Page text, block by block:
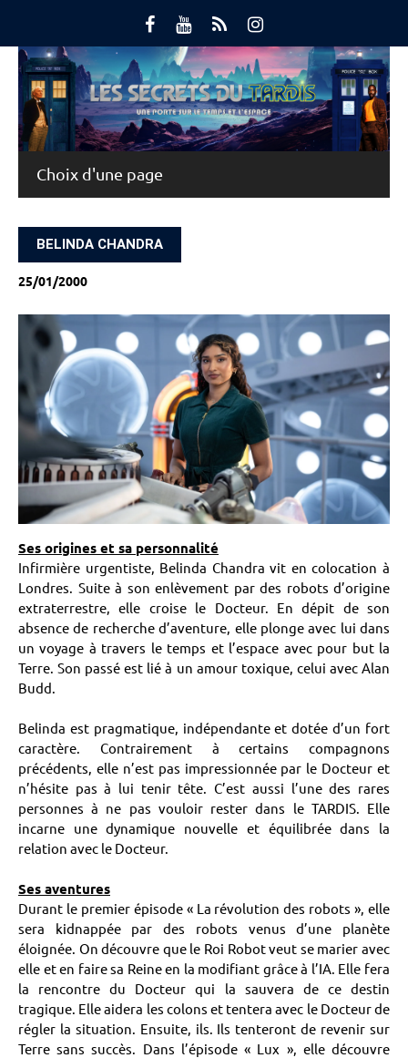
content
Main Menu
BELINDA CHANDRA
25/01/2000
Ses origines et sa personnalité
Infirmière urgentiste, Belinda Chandra vit en colocation à
Londres. Suite à son enlèvement par des robots d’origine
extraterrestre, elle croise le Docteur. En dépit de son
absence de recherche d’aventure, elle plonge avec lui dans
un voyage à travers le temps et l’espace avec pour but la
Terre. Son passé est lié à un amour toxique, celui avec Alan
Budd.
Belinda est pragmatique, indépendante et dotée d’un fort
caractère. Contrairement à certains compagnons
précédents, elle n’est pas impressionnée par le Docteur et
n’hésite pas à lui tenir tête. C’est aussi l’une des rares
personnes à ne pas vouloir rester dans le TARDIS. Elle
incarne une dynamique nouvelle et équilibrée dans la
relation avec le Docteur.
Ses aventures
Durant le premier épisode « La révolution des robots », elle
sera kidnappée par des robots venus d’une planète
éloignée. On découvre que le Roi Robot veut se marier avec
elle et en faire sa Reine en la modifiant grâce à l’IA. Elle fera
la rencontre du Docteur qui la sauvera de ce destin
tragique. Elle aidera les colons et tentera avec le Docteur de
régler la situation. Ensuite, ils. Ils tenteront de revenir sur
Terre sans succès. Dans l’épisode « Lux », elle découvre